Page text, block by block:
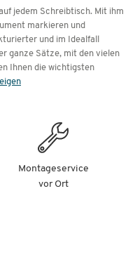
jedem Schreibtisch. Mit ihm
markieren und
und im Idealfall
ganze Sätze, mit den vielen
Ihnen die wichtigsten
Montageservice
vor Ort